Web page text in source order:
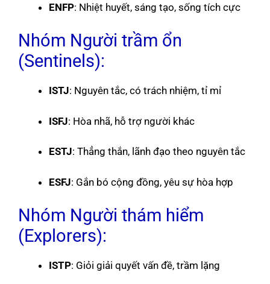
ENFP: Nhiệt huyết, sáng tạo, sống tích cực
Nhóm Người trầm ổn
(Sentinels):
ISTJ: Nguyên tắc, có trách nhiệm, tỉ mỉ
ISFJ: Hòa nhã, hỗ trợ người khác
ESTJ: Thẳng thắn, lãnh đạo theo nguyên tắc
ESFJ: Gắn bó cộng đồng, yêu sự hòa hợp
Nhóm Người thám hiểm
(Explorers):
ISTP: Giỏi giải quyết vấn đề, trầm lặng